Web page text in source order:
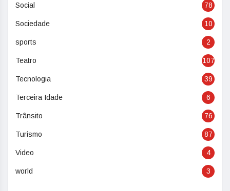
Social 78
Sociedade 10
sports 2
Teatro 107
Tecnologia 39
Terceira Idade 6
Trânsito 76
Turismo 87
Video 4
world 3